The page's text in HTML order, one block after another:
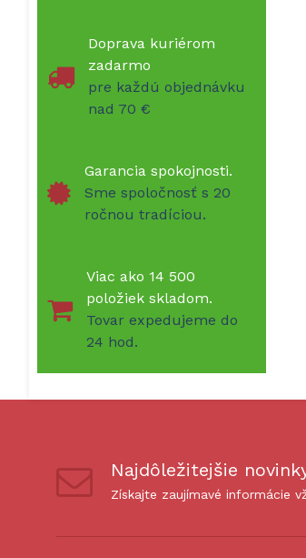
Doprava kuriérom
zadarmo
pre každú objednávku
nad 70 €
Garancia spokojnosti.
Sme spoločnosť s 20
ročnou tradíciou.
Viac ako 14 500
položiek skladom.
Tovar expedujeme do
24 hod.
Najdôležitejšie
Získajte zaujímavé informácie